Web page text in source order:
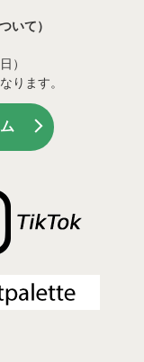
いて）
）
ります。